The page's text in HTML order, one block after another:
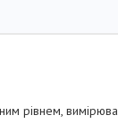
рівнем,